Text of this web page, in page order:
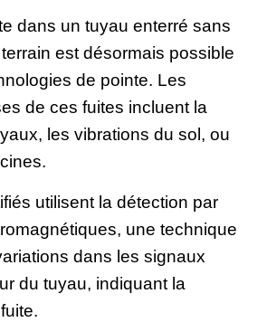
dans un tuyau enterré sans
est désormais possible
de pointe. Les
de ces fuites incluent la
les vibrations du sol, ou
utilisent la détection par
une technique
dans les signaux
du tuyau, indiquant la